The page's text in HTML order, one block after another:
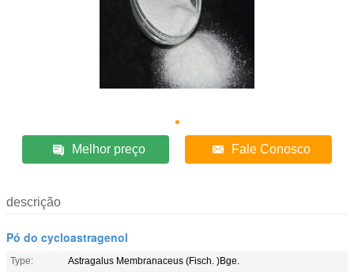
Melhor preço Fale Conosco
descrição
Pó do cycloastragenol
Type:
Astragalus Membranaceus (Fisch. )Bge.